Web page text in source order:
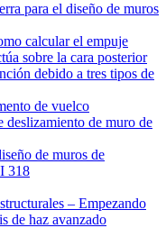
para el diseño de muros
calcular el empuje
sobre la cara posterior
debido a tres tipos de
de vuelco
deslizamiento de muro de
de muros de
318
– Empezando
de haz avanzado